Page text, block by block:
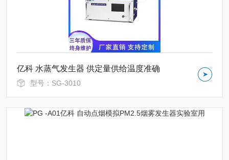
亿科 水蒸气发生器 供定量供给温度准确
型号：SG-3010